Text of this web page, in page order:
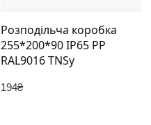
Розподільча коробка
255*200*90 IP65 PP
RAL9016 TNSy
194₴